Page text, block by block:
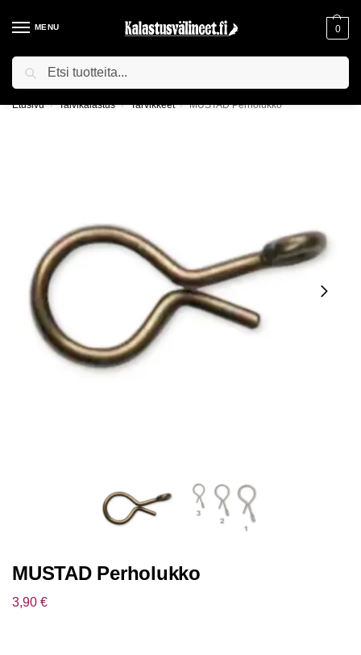
MENU 0
ILMAINEN TOIMITUS YLI 75€ TILAUKSILLE!
Etusivu / Talvikalastus / Tarvikkeet / MUSTAD Perholukko
MUSTAD Perholukko
3,90 €